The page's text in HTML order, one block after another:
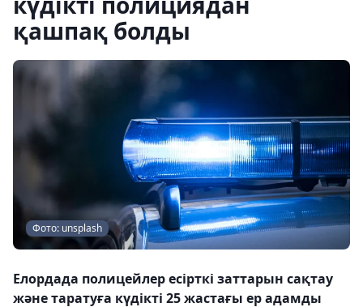
қашпақ болды
Фото: unsplash
Елордада полицейлер есірткі заттарын сақтау
және таратуға күдікті 25 жастағы ер адамды